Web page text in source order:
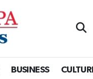
BUSINESS